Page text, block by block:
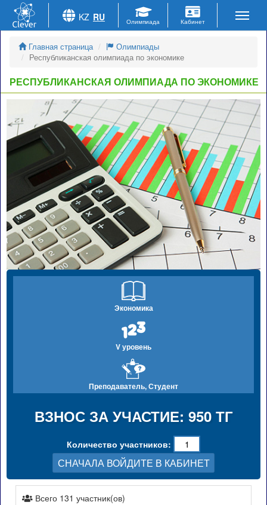
Главная страница
Олимпиады
Республиканская олимпиада по экономике
РЕСПУБЛИКАНСКАЯ ОЛИМПИАДА ПО ЭКОНОМИКЕ
Экономика
V уровень
Преподаватель, Студент
ВЗНОС ЗА УЧАСТИЕ: 950 ТГ
Количество участников:
СНАЧАЛА ВОЙДИТЕ В КАБИНЕТ
Всего 131 участник(ов)
KZ RU